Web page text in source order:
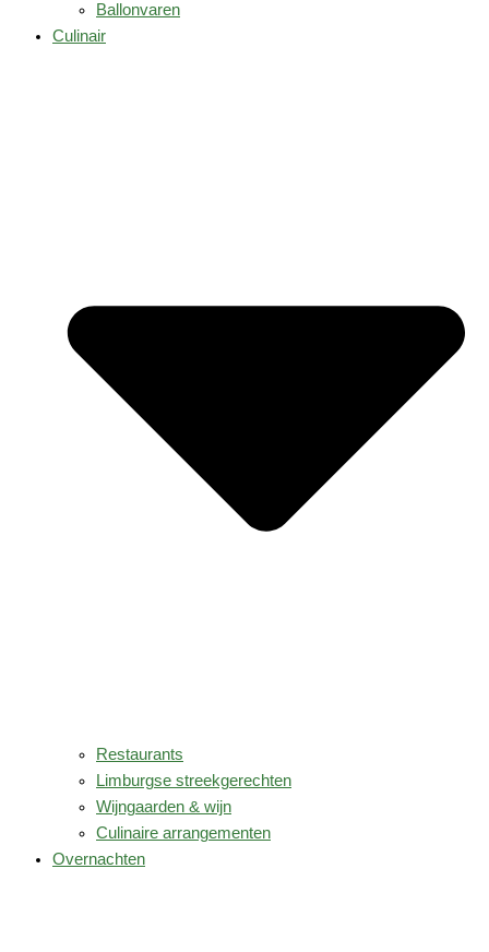
Ballonvaren
Culinair
Restaurants
Limburgse streekgerechten
Wijngaarden & wijn
Culinaire arrangementen
Overnachten